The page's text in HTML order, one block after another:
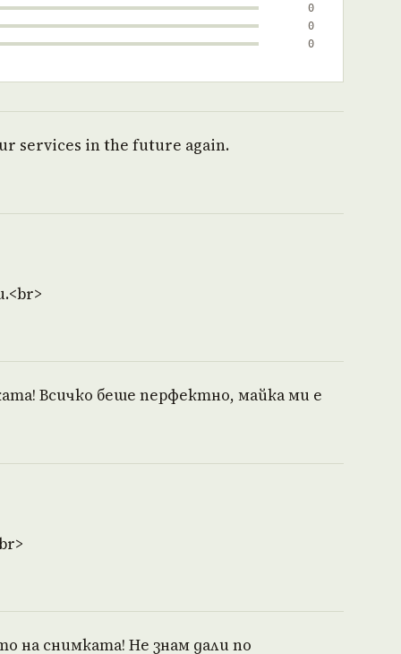
0
0
0
services in the future again.
Всичко беше перфектно, майка ми е
на снимката! Не знам дали по